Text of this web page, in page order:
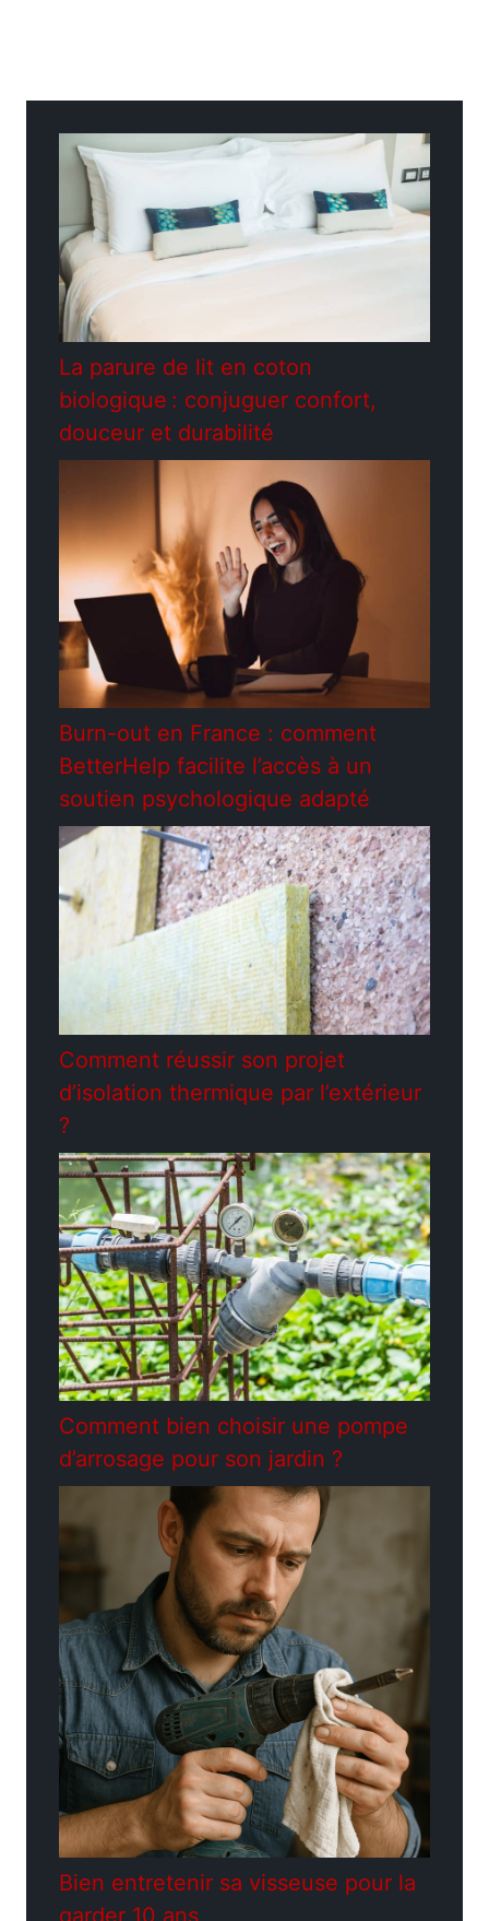
La parure de lit en coton
biologique : conjuguer confort,
douceur et durabilité
Burn-out en France : comment
BetterHelp facilite l’accès à un
soutien psychologique adapté
Comment réussir son projet
d’isolation thermique par l’extérieur
?
Comment bien choisir une pompe
d’arrosage pour son jardin ?
Bien entretenir sa visseuse pour la
garder 10 ans